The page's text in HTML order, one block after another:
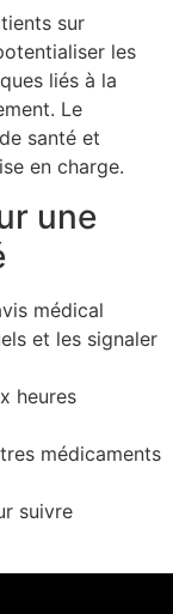
sur
les
liés à la
Le
santé et
en charge.
une
médical
et les signaler
heures
médicaments
suivre